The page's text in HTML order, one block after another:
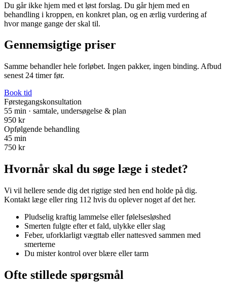
Du går ikke hjem med et løst forslag. Du går hjem med en
behandling i kroppen, en konkret plan, og en ærlig vurdering af
hvor mange gange der skal til.
Gennemsigtige priser
Samme behandler hele forløbet. Ingen pakker, ingen binding. Afbud
senest 24 timer før.
Book tid
Førstegangskonsultation
55 min · samtale, undersøgelse & plan
950 kr
Opfølgende behandling
45 min
750 kr
Hvornår skal du søge læge i stedet?
Vi vil hellere sende dig det rigtige sted hen end holde på dig.
Kontakt læge eller ring 112 hvis du oplever noget af det her.
Pludselig kraftig lammelse eller følelsesløshed
Smerten fulgte efter et fald, ulykke eller slag
Feber, uforklarligt vægttab eller nattesved sammen med
smerterne
Du mister kontrol over blære eller tarm
Ofte stillede spørgsmål